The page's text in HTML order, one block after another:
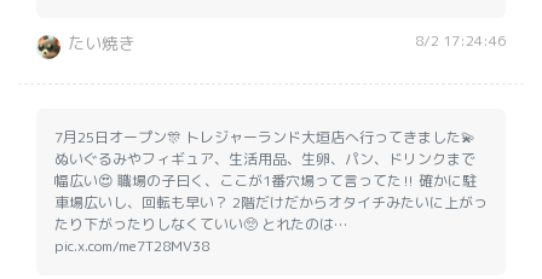
たい焼き 8/2 17:24:46
7月25日オープン🎊 トレジャーランド大垣店へ行ってきました💫
ぬいぐるみやフィギュア、生活用品、生卵、パン、ドリンクまで
幅広い😍 職場の子曰く、ここが1番穴場って言ってた‼️ 確かに駐
車場広いし、回転も早い？ 2階だけだからオタイチみたいに上がっ
たり下がったりしなくていい🥺 とれたのは…
pic.x.com/me7T28MV38